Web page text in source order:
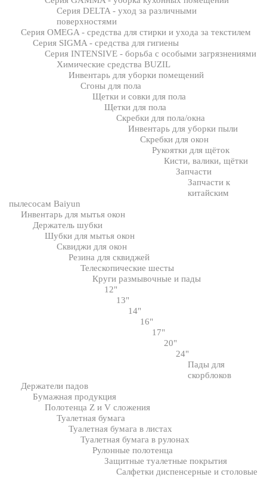
Серия DELTA - уход за различными
поверхностями
Серия OMEGA - средства для стирки и ухода за текстилем
Серия SIGMA - средства для гигиены
Серия INTENSIVE - борьба с особыми загрязнениями
Химические средства BUZIL
Инвентарь для уборки помещений
Сгоны для пола
Щетки и совки для пола
Щетки для пола
Скребки для пола/окна
Инвентарь для уборки пыли
Скребки для окон
Рукоятки для щёток
Кисти, валики, щётки
Запчасти
Запчасти к
китайским
пылесосам Baiyun
Инвентарь для мытья окон
Держатель шубки
Шубки для мытья окон
Сквиджи для окон
Резина для сквиджей
Телескопические шесты
Круги размывочные и пады
12"
13"
14"
16"
17"
20"
24"
Пады для
скорблоков
Держатели падов
Бумажная продукция
Полотенца Z и V сложения
Туалетная бумага
Туалетная бумага в листах
Туалетная бумага в рулонах
Рулонные полотенца
Защитные туалетные покрытия
Салфетки диспенсерные и столовые